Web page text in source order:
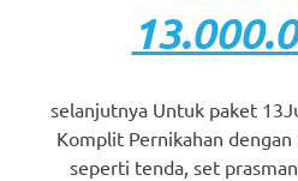
selanjutnya Untuk paket
Komplit Pernikahan dengan
seperti tenda, set